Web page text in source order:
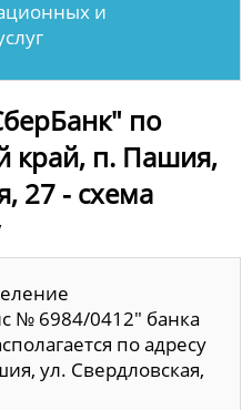
и
по
край, п. Пашия,
27 - схема
№ 6984/0412" банка
по адресу
ул. Свердловская,